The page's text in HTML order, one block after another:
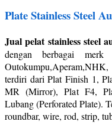
Plate Stainless Steel
Jual pelat stainless steel
dengan berbagai
terdiri dari Plat Finish 1,
MR (Mirror), Plat F4,
Lubang (Perforated Plate).
roundbar, wire, rod, strip,